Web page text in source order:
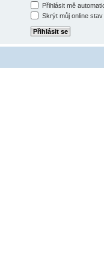
Přihlásit mě
Skrýt můj online